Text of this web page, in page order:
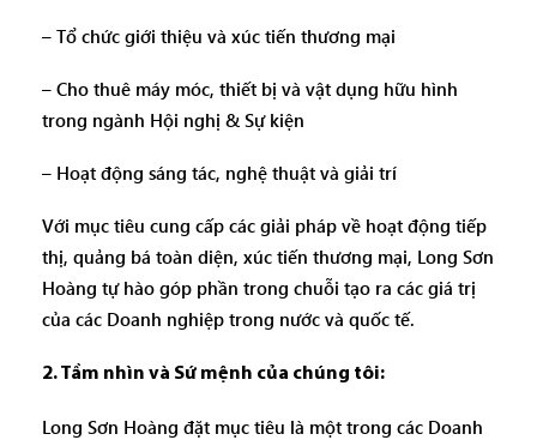
– Tổ chức giới thiệu và xúc tiến thương mại
– Cho thuê máy móc, thiết bị và vật dụng hữu hình
trong ngành Hội nghị & Sự kiện
– Hoạt động sáng tác, nghệ thuật và giải trí
Với mục tiêu cung cấp các giải pháp về hoạt động tiếp
thị, quảng bá toàn diện, xúc tiến thương mại, Long Sơn
Hoàng tự hào góp phần trong chuỗi tạo ra các giá trị
của các Doanh nghiệp trong nước và quốc tế.
2. Tầm nhìn và Sứ mệnh của chúng tôi:
Long Sơn Hoàng đặt mục tiêu là một trong các Doanh